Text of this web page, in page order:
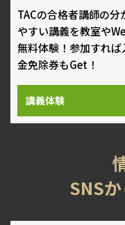
TACの合格者講師の分
やすい講義を教室や
無料体験！参加すれば
金免除券もGet！
講義体験
SNS